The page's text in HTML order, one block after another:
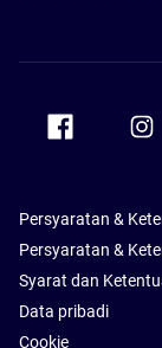
Accor
Persyaratan &
Persyaratan &
Syarat dan
Data pribadi
Cookie